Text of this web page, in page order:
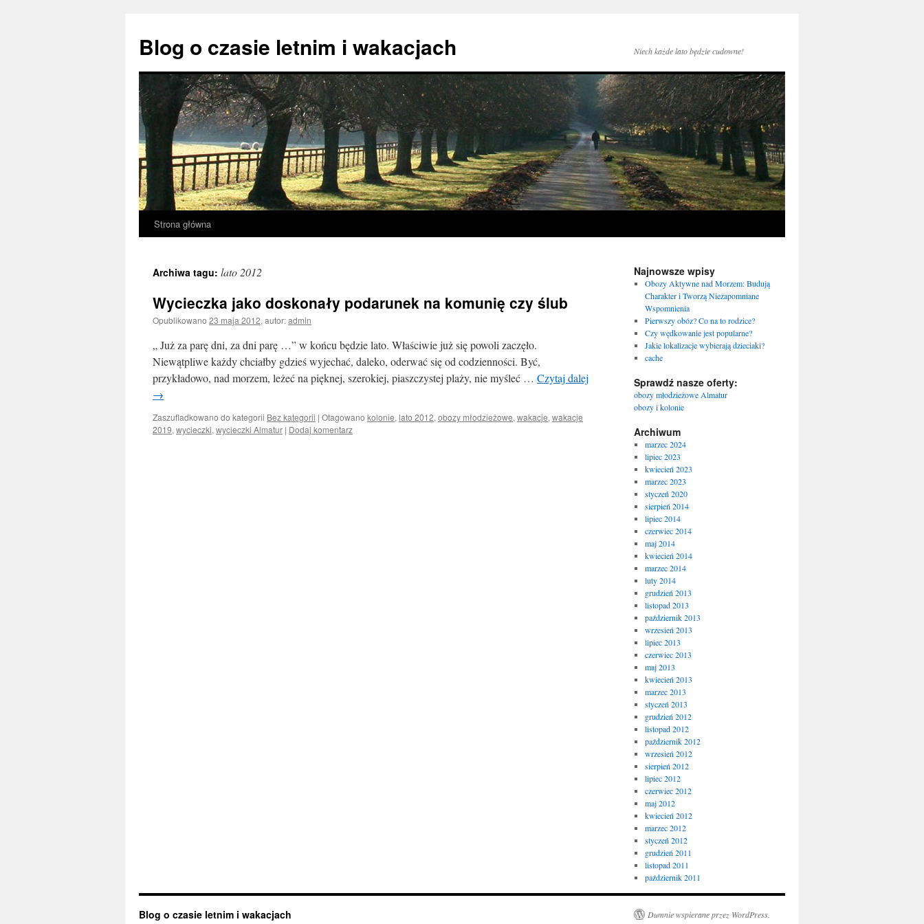
treści
Blog o czasie letnim i wakacjach Niech każde lato będzie cudowne!
Strona główna
Archiwa tagu: lato 2012
Wycieczka jako doskonały podarunek na komunię czy ślub
Opublikowano 23 maja 2012, autor:admin
„ Już za parę dni, za dni parę …” w końcu będzie lato. Właściwie już się powoli zaczęło.
Niewątpliwe każdy chciałby gdzieś wyjechać, daleko, oderwać się od codzienności. Być,
przykładowo, nad morzem, leżeć na pięknej, szerokiej, piaszczystej plaży, nie myśleć … Czytaj dalej
→
Zaszufladkowano do kategorii Bez kategorii | Otagowano kolonie, lato 2012, obozy młodzieżowe, wakacje, wakacje
2019, wycieczki, wycieczki Almatur | Dodaj komentarz
Najnowsze wpisy
Obozy Aktywne nad Morzem: Budują
Charakter i Tworzą Niezapomniane
Wspomnienia
Pierwszy obóz? Co na to rodzice?
Czy wędkowanie jest popularne?
Jakie lokalizacje wybierają dzieciaki?
cache
Sprawdź nasze oferty:
obozy młodzieżowe Almatur
obozy i kolonie
Archiwum
marzec 2024
lipiec 2023
kwiecień 2023
marzec 2023
styczeń 2020
sierpień 2014
lipiec 2014
czerwiec 2014
maj 2014
kwiecień 2014
marzec 2014
luty 2014
grudzień 2013
listopad 2013
październik 2013
wrzesień 2013
lipiec 2013
czerwiec 2013
maj 2013
kwiecień 2013
marzec 2013
styczeń 2013
grudzień 2012
listopad 2012
październik 2012
wrzesień 2012
sierpień 2012
lipiec 2012
czerwiec 2012
maj 2012
kwiecień 2012
marzec 2012
styczeń 2012
grudzień 2011
listopad 2011
październik 2011
Blog o czasie letnim i wakacjach Dumnie wspierane przez WordPress.